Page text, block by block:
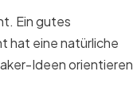
Ein gutes
hat eine natürliche
Ideen orientieren